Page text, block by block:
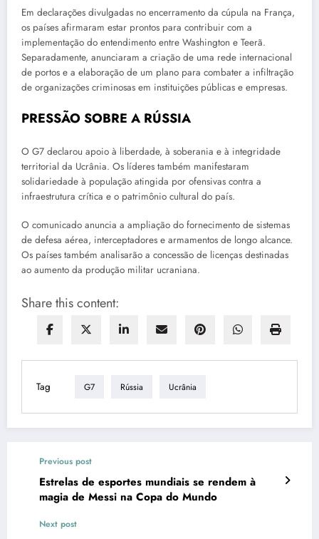
Em declarações divulgadas no encerramento da cúpula na França,
os países afirmaram estar prontos para contribuir com a
implementação do entendimento entre Washington e Teerã.
Separadamente, anunciaram a criação de uma rede internacional
de portos e a elaboração de um plano para combater a infiltração
de organizações criminosas em instituições públicas e empresas.
PRESSÃO SOBRE A RÚSSIA
O G7 declarou apoio à liberdade, à soberania e à integridade
territorial da Ucrânia. Os líderes também manifestaram
solidariedade à população atingida por ofensivas contra a
infraestrutura crítica e o patrimônio cultural do país.
O comunicado anuncia a ampliação do fornecimento de sistemas
de defesa aérea, interceptadores e armamentos de longo alcance.
Os países também analisarão a concessão de licenças destinadas
ao aumento da produção militar ucraniana.
Share this content:
Tag G7 Rússia Ucrânia
Previous post
Estrelas de esportes mundiais se rendem à
magia de Messi na Copa do Mundo
Next post